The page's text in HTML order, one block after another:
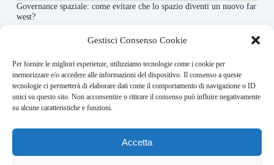
Gestisci Consenso Cookie
Per fornire le migliori esperienze, utilizziamo tecnologie come i cookie per
memorizzare e/o accedere alle informazioni del dispositivo. Il consenso a queste
tecnologie ci permetterà di elaborare dati come il comportamento di navigazione o ID
unici su questo sito. Non acconsentire o ritirare il consenso può influire negativamente
su alcune caratteristiche e funzioni.
Accetta
Governance spaziale: come evitare che lo spazio diventi un nuovo far
west?
About this website
Orbitare ogni giorno trova per te le notizie più rilevanti in
ambito space economy.
Address:
VIA USODIMARE 3 - 37138 - VERONA (VR)